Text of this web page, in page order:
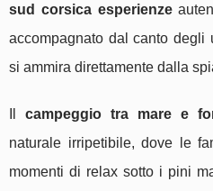
sud corsica esperienze
accompagnato dal canto degli
si ammira direttamente dalla
Ilcampeggio tra mare e
naturale irripetibile, dove le
momenti di relax sotto i pini